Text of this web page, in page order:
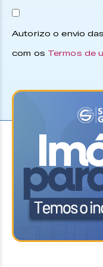
Autorizo o envio
com os Termos de